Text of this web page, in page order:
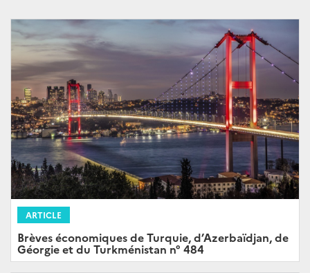
ARTICLE
Brèves économiques de Turquie, d’Azerbaïdjan, de
Géorgie et du Turkménistan n° 484